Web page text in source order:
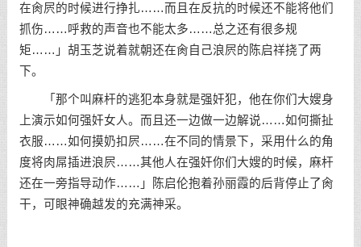
在肏屄的时候进行挣扎……而且在反抗的时候还不能将他们
抓伤……呼救的声音也不能太多……总之还有很多规
矩……」胡玉芝说着就朝还在肏自己浪屄的陈启祥挠了两
下。
「那个叫麻杆的逃犯本身就是强奸犯，他在你们大嫂身
上演示如何强奸女人。而且还一边做一边解说……如何撕扯
衣服……如何摸奶扣屄……在不同的情景下，采用什么的角
度将肉屌插进浪屄……其他人在强奸你们大嫂的时候，麻杆
还在一旁指导动作……」陈启伦抱着孙丽霞的后背停止了肏
干，可眼神确越发的充满神采。